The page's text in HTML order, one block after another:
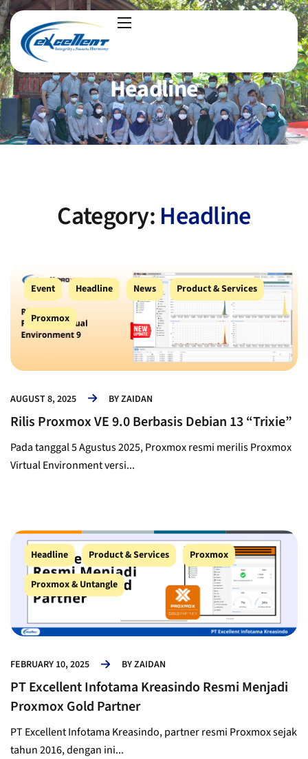
Headline
Category:Headline
Event Headline News Product & Services
Proxmox
AUGUST 8, 2025 BYZAIDAN
Rilis Proxmox VE 9.0 Berbasis Debian 13 “Trixie”
Pada tanggal 5 Agustus 2025, Proxmox resmi merilis Proxmox
Virtual Environment versi...
Headline Product & Services Proxmox
Proxmox & Untangle
FEBRUARY 10, 2025 BYZAIDAN
PT Excellent Infotama Kreasindo Resmi Menjadi
Proxmox Gold Partner
PT Excellent Infotama Kreasindo, partner resmi Proxmox sejak
tahun 2016, dengan ini...